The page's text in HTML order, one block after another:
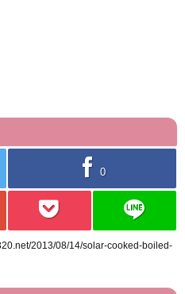
facebook 0
pocket line
2013/08/14/solar-cooked-boiled-